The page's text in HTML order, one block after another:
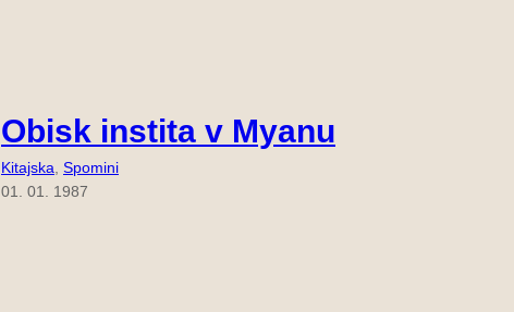
Obisk instita v Myanu
Kitajska Spomini
01. 01. 1987